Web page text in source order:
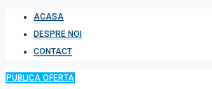
ACASA
DESPRE NOI
CONTACT
PUBLICA OFERTA